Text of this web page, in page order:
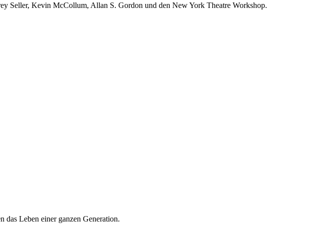
Seller, Kevin McCollum, Allan S. Gordon und den New York Theatre Workshop.
das Leben einer ganzen Generation.